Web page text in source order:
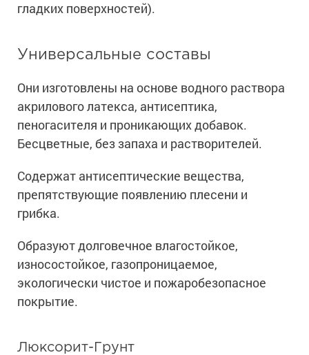
гладких поверхностей).
Универсальные составы
Они изготовлены на основе водного раствора
акрилового латекса, антисептика,
пеногасителя и проникающих добавок.
Бесцветные, без запаха и растворителей.
Содержат антисептические вещества,
препятствующие появлению плесени и
грибка.
Образуют долговечное влагостойкое,
износостойкое, газопроницаемое,
экологически чистое и пожаробезопасное
покрытие.
Люксорит-Грунт